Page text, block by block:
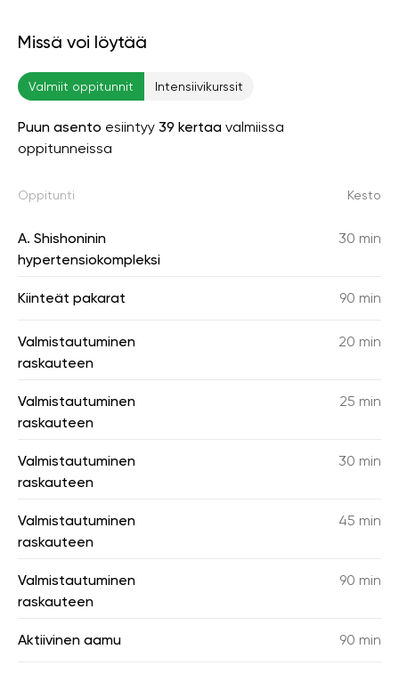
Missä voi löytää
Valmiit oppitunnit Intensiivikurssit
Puun asento esiintyy 39 kertaa valmiissa
oppitunneissa
Oppitunti Kesto
A. Shishoninin
hypertensiokompleksi
30 min
Kiinteät pakarat 90 min
Valmistautuminen
raskauteen
20 min
Valmistautuminen
raskauteen
25 min
Valmistautuminen
raskauteen
30 min
Valmistautuminen
raskauteen
45 min
Valmistautuminen
raskauteen
90 min
Aktiivinen aamu 90 min